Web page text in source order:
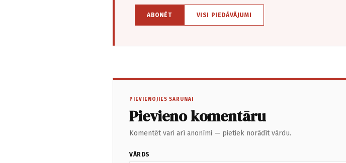
ABONĒT VISI PIEDĀVĀJUMI
PIEVIENOJIES SARUNAI
Pievieno komentāru
Komentēt vari arī anonīmi — pietiek norādīt vārdu.
VĀRDS